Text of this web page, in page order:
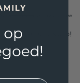
Excl. Tax & BTW
unieke ontwerp!
op